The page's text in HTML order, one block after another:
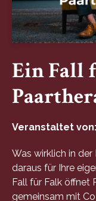
Ein Fall
Veranstaltet von:
Was wirklich in der
daraus für Ihre
Fall für Falk öffnet
gemeinsam mit